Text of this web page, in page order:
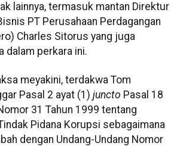
lainnya, termasuk mantan Direktur
PT Perusahaan Perdagangan
Charles Sitorus yang juga
dalam perkara ini.
meyakini, terdakwa Tom
Pasal 2 ayat (1) juncto Pasal 18
31 Tahun 1999 tentang
Pidana Korupsi sebagaimana
dengan Undang-Undang Nomor